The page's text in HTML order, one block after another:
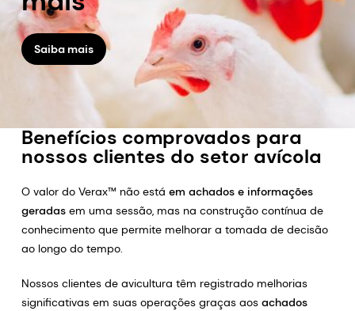
Saiba mais
Benefícios comprovados para
nossos clientes do setor avícola
O valor do Verax™ não está em achados e informações
geradasem uma sessão, mas na construção contínua de
conhecimento que permite melhorar a tomada de decisão
ao longo do tempo.
Nossos clientes de avicultura têm registrado melhorias
significativas em suas operações graças aos achados